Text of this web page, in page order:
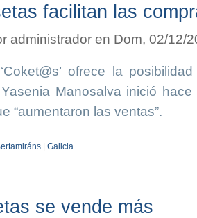
facilitan las
administrador en Dom, 02/12/
ofrece la
Manosalva inició
“aumentaron las ventas”.
Galicia
se vende más